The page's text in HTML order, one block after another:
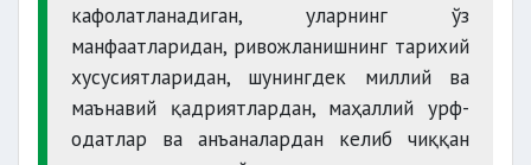
кафолатланадиган, уларнинг ўз
манфаатларидан, ривожланишнинг тарихий
хусусиятларидан, шунингдек миллий ва
маънавий қадриятлардан, маҳаллий урф-
одатлар ва анъаналардан келиб чиққан